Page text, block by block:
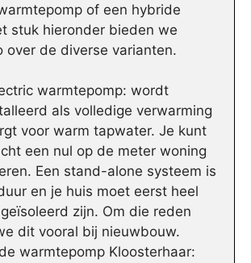
of een hybride
stuk hieronder bieden we
over de diverse varianten.
warmtepomp: wordt
als volledige verwarming
voor warm tapwater. Je kunt
een nul op de meter woning
Een stand-alone systeem is
en je huis moet eerst heel
zijn. Om die reden
dit vooral bij nieuwbouw.
warmtepomp Kloosterhaar: